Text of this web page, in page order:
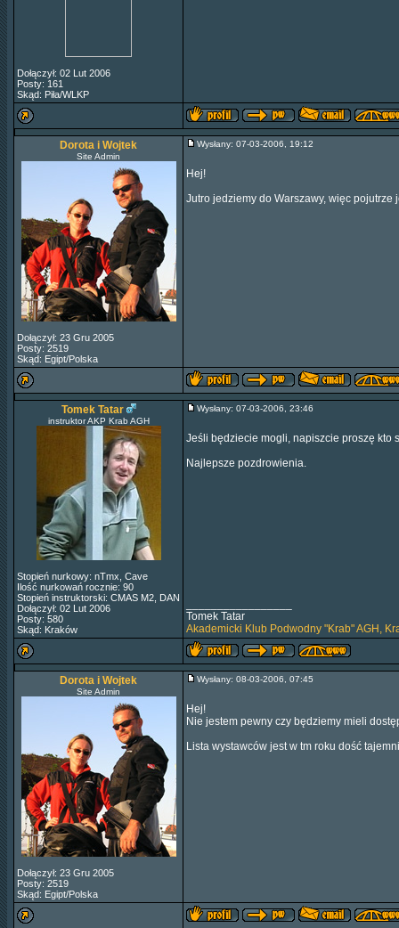
Dołączył: 02 Lut 2006
Posty: 161
Skąd: Piła/WLKP
Dorota i Wojtek
Site Admin
Dołączył: 23 Gru 2005
Posty: 2519
Skąd: Egipt/Polska
Wysłany: 07-03-2006, 19:12
Hej!
Jutro jedziemy do Warszawy, więc
Tomek Tatar
instruktor AKP Krab AGH
Stopień nurkowy: nTmx, Cave
Ilość nurkowań rocznie: 90
Stopień instruktorski: CMAS M2, DAN
Dołączył: 02 Lut 2006
Posty: 580
Skąd: Kraków
Wysłany: 07-03-2006, 23:46
Jeśli będziecie mogli, napiszcie proszę kto
Najlepsze pozdrowienia.
Tomek Tatar
Akademicki Klub Podwodny "Krab" AGH,
Dorota i Wojtek
Site Admin
Dołączył: 23 Gru 2005
Posty: 2519
Skąd: Egipt/Polska
Wysłany: 08-03-2006, 07:45
Hej!
Nie jestem pewny czy będziemy mieli
Lista wystawców jest w tm roku dość